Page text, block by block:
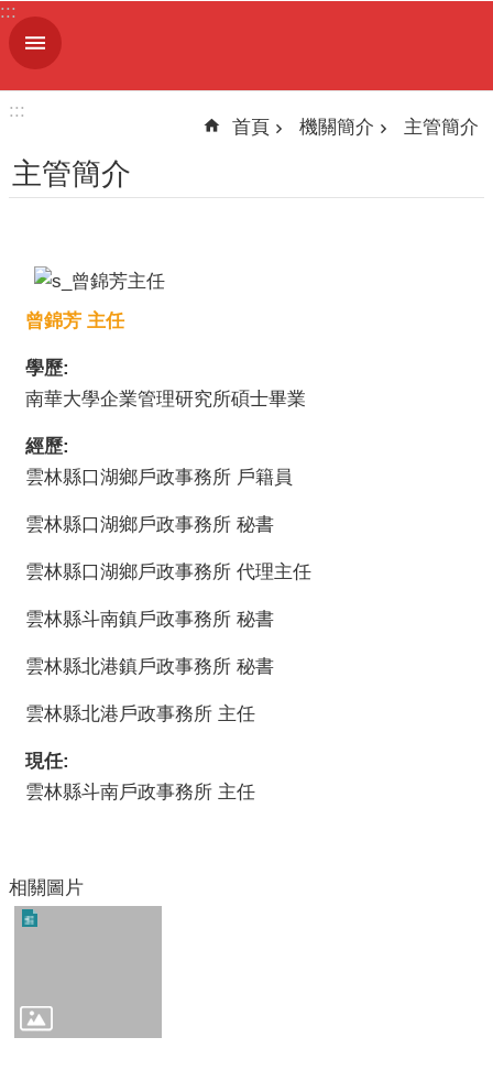
跳到主要內容區塊
進
階
簡
介
便
民
服
人
統
最
新
消
息
開
資
訊
題
專
區
意
交
:::
:::
首頁 機關簡介 主管簡介
主管簡介
曾錦芳 主任
學歷:
南華大學企業管理研究所碩士畢業
經歷:
雲林縣口湖鄉戶政事務所 戶籍員
雲林縣口湖鄉戶政事務所 秘書
雲林縣口湖鄉戶政事務所 代理主任
雲林縣斗南鎮戶政事務所 秘書
雲林縣北港鎮戶政事務所 秘書
雲林縣北港戶政事務所 主任
現任:
雲林縣斗南戶政事務所 主任
相關圖片